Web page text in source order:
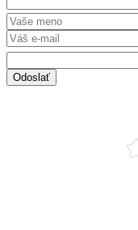
Odoslať